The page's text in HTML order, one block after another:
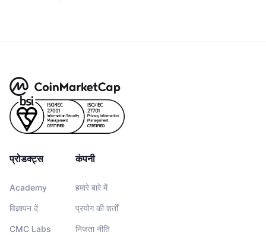
प्रोडक्ट्स
Academy
विज्ञापन दें
CMC Labs
कंपनी
हमारे बारे में
प्रयोग की शर्तों
निजता नीति